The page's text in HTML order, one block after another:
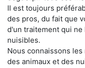
Il est toujours
des pros, du fait que
d'un traitement qui ne
nuisibles.
Nous connaissons
des animaux et des